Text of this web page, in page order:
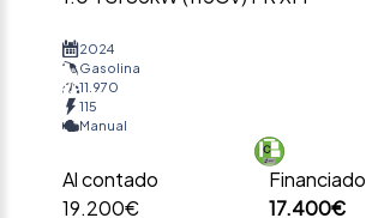
2024
Gasolina
11.970
115
Manual
Al contado
19.200€
Financiado
17.400€